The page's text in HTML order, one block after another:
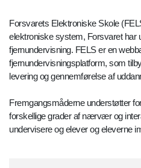
Forsvarets Elektroniske Skole
elektroniske system, Forsvaret har
fjernundervisning. FELS er en
fjernundervisningsplatform, som
levering og gennemførelse af
Fremgangsmåderne understøtter
forskellige grader af nærvær og
undervisere og elever og eleverne